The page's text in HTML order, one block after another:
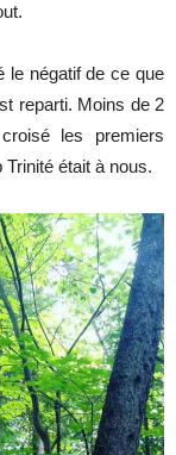
le négatif de ce que
reparti. Moins de 2
les premiers
était à nous.